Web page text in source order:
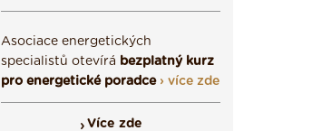
Asociace energetických
specialistů otevírá bezplatný kurz
pro energetické poradce › více zde
Více zde